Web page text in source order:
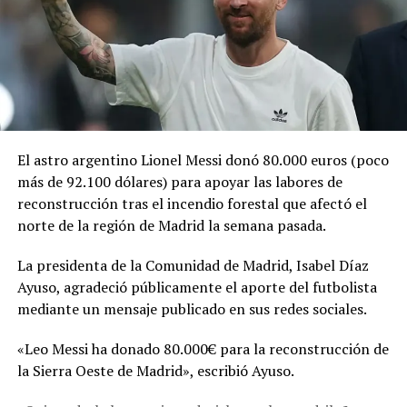
UP NEXT
VIDEO | Autoridades capturan a sujetos que hurtaban
vehículos y motos en Atiquizaya
El covid-19 sigue causando 1.700 muertes a la semana
en el mundo, señala la OMS
El astro argentino Lionel Messi donó 80.000 euros (poco
más de 92.100 dólares) para apoyar las labores de
reconstrucción tras el incendio forestal que afectó el
norte de la región de Madrid la semana pasada.
La presidenta de la Comunidad de Madrid, Isabel Díaz
Ayuso, agradeció públicamente el aporte del futbolista
mediante un mensaje publicado en sus redes sociales.
«Leo Messi ha donado 80.000€ para la reconstrucción de
la Sierra Oeste de Madrid», escribió Ayuso.